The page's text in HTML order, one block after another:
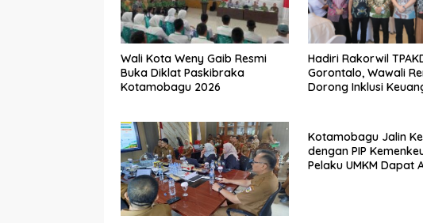
Wali Kota Weny Gaib Resmi
Buka Diklat Paskibraka
Kotamobagu 2026
Hadiri Rakorwil
Gorontalo, Wawali
Dorong Inklusi
Kotamobagu Jalin
dengan PIP
Pelaku UMKM Dapat